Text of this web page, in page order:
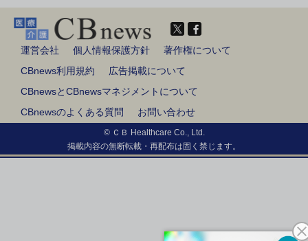
運営会社 個人情報保護方針
著作権について
CBnews利用規約
広告掲載について
CBnewsとCBnewsマネジメントについて
CBnewsのよくある質問
お問い合わせ
© ＣＢ Healthcare Co., Ltd.
掲載内容の無断転載・再配布は固く禁じます。